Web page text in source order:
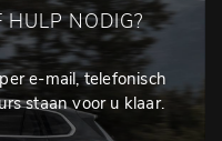
HULP NODIG?
e-mail, telefonisch
staan voor u klaar.